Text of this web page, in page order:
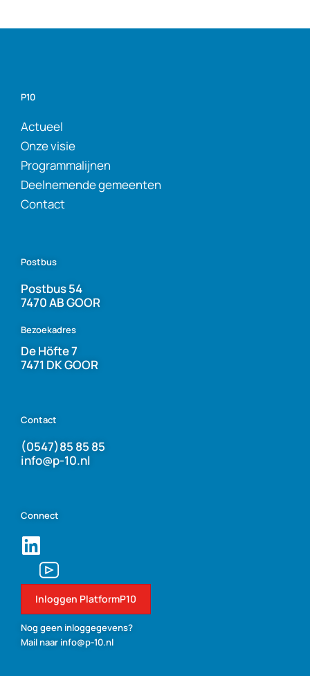
P10
Actueel
Onze visie
Programmalijnen
Deelnemende gemeenten
Contact
Postbus
Postbus 54
7470 AB GOOR
Bezoekadres
De Höfte 7
7471 DK GOOR
Contact
(0547)85 85 85
info@p-10.nl
Connect
Inloggen PlatformP10
Nog geen inloggegevens?
Mail naar info@p-10.nl